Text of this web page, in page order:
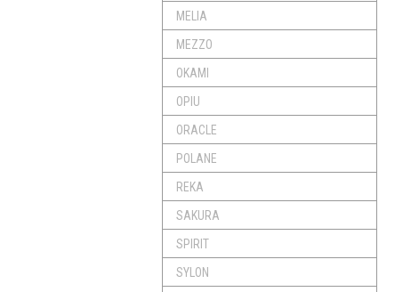
MELIA
MEZZO
OKAMI
OPIU
ORACLE
POLANE
REKA
SAKURA
SPIRIT
SYLON